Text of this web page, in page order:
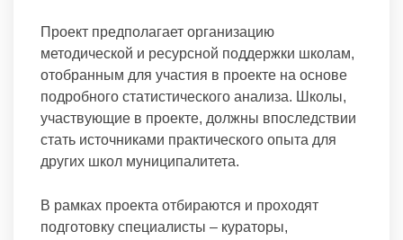
Проект предполагает организацию
методической и ресурсной поддержки школам,
отобранным для участия в проекте на основе
подробного статистического анализа. Школы,
участвующие в проекте, должны впоследствии
стать источниками практического опыта для
других школ муниципалитета.
В рамках проекта отбираются и проходят
подготовку специалисты – кураторы,